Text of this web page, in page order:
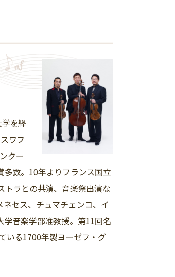
を経
ワフ
クー
多数。10年よりフランス国立
トラとの共演、音楽祭出演な
セス、チュマチェンコ、イ
学音楽学部准教授。第11回名
いる1700年製ヨーゼフ・グ